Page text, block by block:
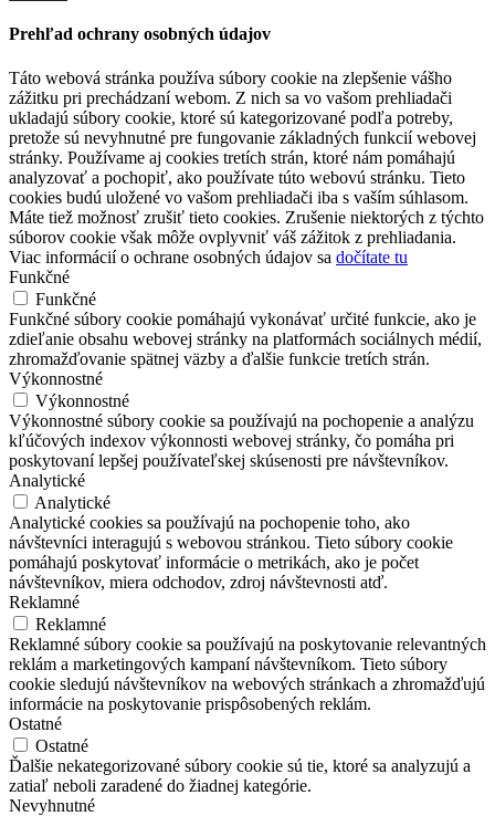
Prehľad ochrany osobných údajov
Táto webová stránka používa súbory cookie na zlepšenie vášho
zážitku pri prechádzaní webom. Z nich sa vo vašom prehliadači
ukladajú súbory cookie, ktoré sú kategorizované podľa potreby,
pretože sú nevyhnutné pre fungovanie základných funkcií webovej
stránky. Používame aj cookies tretích strán, ktoré nám pomáhajú
analyzovať a pochopiť, ako používate túto webovú stránku. Tieto
cookies budú uložené vo vašom prehliadači iba s vaším súhlasom.
Máte tiež možnosť zrušiť tieto cookies. Zrušenie niektorých z týchto
súborov cookie však môže ovplyvniť váš zážitok z prehliadania.
Viac informácií o ochrane osobných údajov sa dočítate tu
Funkčné
Funkčné
Funkčné súbory cookie pomáhajú vykonávať určité funkcie, ako je
zdieľanie obsahu webovej stránky na platformách sociálnych médií,
zhromažďovanie spätnej väzby a ďalšie funkcie tretích strán.
Výkonnostné
Výkonnostné
Výkonnostné súbory cookie sa používajú na pochopenie a analýzu
kľúčových indexov výkonnosti webovej stránky, čo pomáha pri
poskytovaní lepšej používateľskej skúsenosti pre návštevníkov.
Analytické
Analytické
Analytické cookies sa používajú na pochopenie toho, ako
návštevníci interagujú s webovou stránkou. Tieto súbory cookie
pomáhajú poskytovať informácie o metrikách, ako je počet
návštevníkov, miera odchodov, zdroj návštevnosti atď.
Reklamné
Reklamné
Reklamné súbory cookie sa používajú na poskytovanie relevantných
reklám a marketingových kampaní návštevníkom. Tieto súbory
cookie sledujú návštevníkov na webových stránkach a zhromažďujú
informácie na poskytovanie prispôsobených reklám.
Ostatné
Ostatné
Ďalšie nekategorizované súbory cookie sú tie, ktoré sa analyzujú a
zatiaľ neboli zaradené do žiadnej kategórie.
Nevyhnutné